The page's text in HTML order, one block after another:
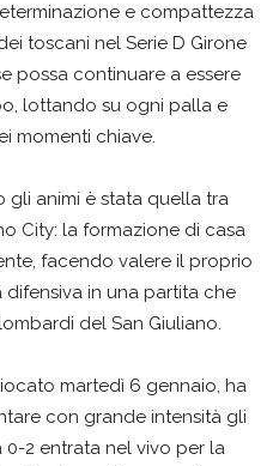
e compattezza
toscani nel Serie D Girone
possa continuare a essere
lottando su ogni palla e
momenti chiave.
gli animi è stata quella tra
City: la formazione di casa
facendo valere il proprio
in una partita che
del San Giuliano.
martedì 6 gennaio, ha
con grande intensità gli
0-2 entrata nel vivo per la